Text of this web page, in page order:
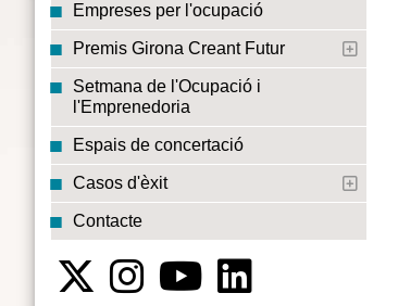
Empreses per l'ocupació
Premis Girona Creant Futur
Setmana de l'Ocupació i
l'Emprenedoria
Espais de concertació
Casos d'èxit
Contacte